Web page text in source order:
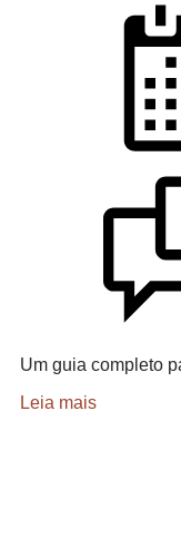
Um guia completo
Leia mais